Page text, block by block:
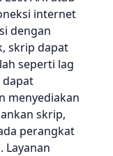
internet
dengan
skrip dapat
seperti lag
dapat
menyediakan
skrip,
perangkat
Layanan